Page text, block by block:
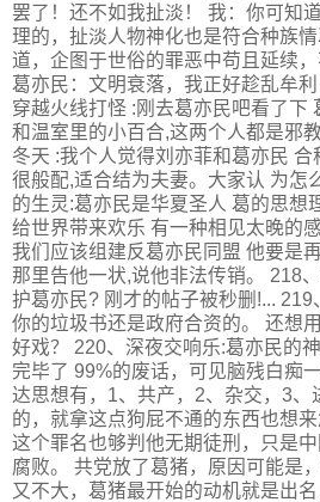
罢了！还不如我扯淡！ 我：你可知
理的，扯淡人物神化也是符合种族
道，企图于世俗的罪恶中苟且延续，
葛亦民：文明衰落，我正好趁乱牟利
穿越火线打怪 :刚去葛亦民吧看了下
和温室里的小百合,这两个人都是邪
冬天 :我个人觉得刘亦菲和葛亦民
很般配,适合结为夫妻。大家认 为怎
的生灵:葛亦民是华夏圣人 葛的思想
给世界带来欢乐 有一种相见太晚的
我们应该组建反葛亦民同盟 他要是
那里告他一状,说他非法传销。 218
护葛亦民? 刚才的帖子被秒删!... 219
你的垃圾书还是政府合资的。 还想
好戏？ 220、深夜交响乐:葛亦民的
完毕了 99%的废话，可见脑残白痴
达思想有，1、共产，2、杂交，3、
的，就拿这点狗屁不通的东西也想
这个罪名也够判他无期徒刑，只是
腐败。 共党放了葛猪，原因可能是
又不大，葛猪最开始的动机就是出